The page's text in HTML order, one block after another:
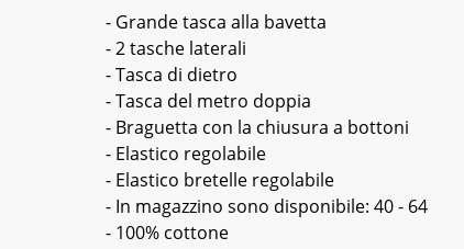
- Grande tasca alla bavetta
- 2 tasche laterali
- Tasca di dietro
- Tasca del metro doppia
- Braguetta con la chiusura a bottoni
- Elastico regolabile
- Elastico bretelle regolabile
- In magazzino sono disponibile: 40 - 64
- 100% cottone